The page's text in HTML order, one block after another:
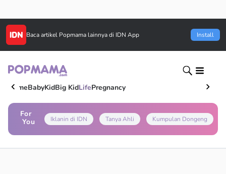
Baca artikel Popmama lainnya di IDN App Install
HomeBabyKidBig KidLifePregnancy
For
You
Iklanin di IDN Tanya Ahli Kumpulan Dongeng